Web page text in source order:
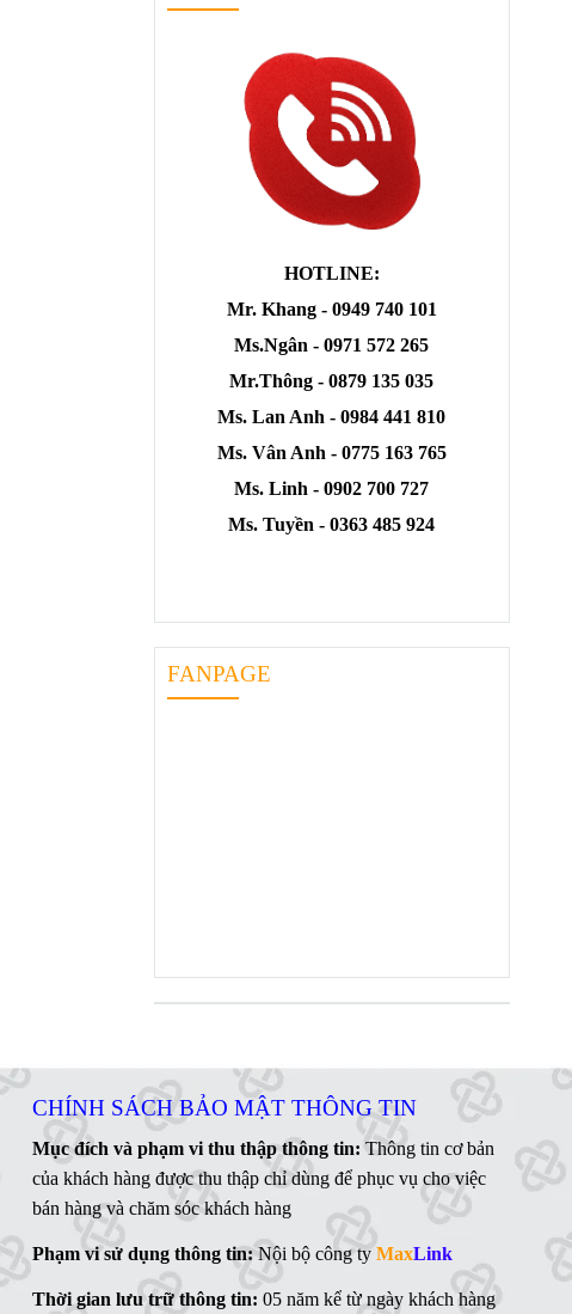
HOTLINE:
Mr. Khang - 0949 740 101
Ms.Ngân - 0971 572 265
Mr.Thông - 0879 135 035
Ms. Lan Anh - 0984 441 810
Ms. Vân Anh - 0775 163 765
Ms. Linh - 0902 700 727
Ms. Tuyền - 0363 485 924
FANPAGE
CHÍNH SÁCH BẢO MẬT THÔNG TIN
Mục đích và phạm vi thu thập thông tin: Thông tin cơ bản
của khách hàng được thu thập chỉ dùng để phục vụ cho việc
bán hàng và chăm sóc khách hàng
Phạm vi sử dụng thông tin:Nội bộ công ty MaxLink
Thời gian lưu trữ thông tin: 05 năm kể từ ngày khách hàng